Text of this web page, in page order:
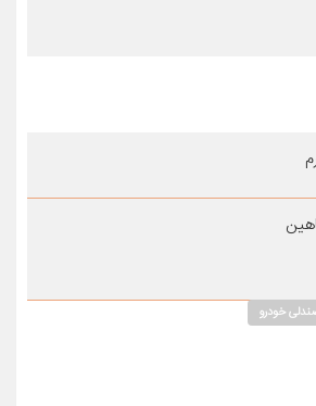
خودرو